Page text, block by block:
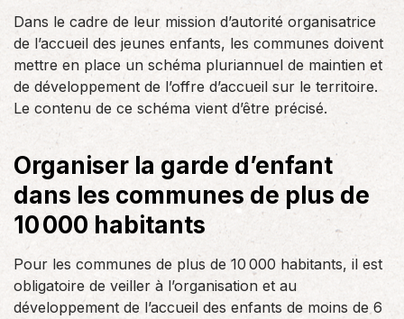
Dans le cadre de leur mission d’autorité organisatrice
de l’accueil des jeunes enfants, les communes doivent
mettre en place un schéma pluriannuel de maintien et
de développement de l’offre d’accueil sur le territoire.
Le contenu de ce schéma vient d’être précisé.
Organiser la garde d’enfant
dans les communes de plus de
10 000 habitants
Pour les communes de plus de 10 000 habitants, il est
obligatoire de veiller à l’organisation et au
développement de l’accueil des enfants de moins de 6